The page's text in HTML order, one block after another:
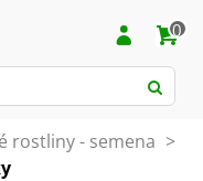
0
rostliny - semena >